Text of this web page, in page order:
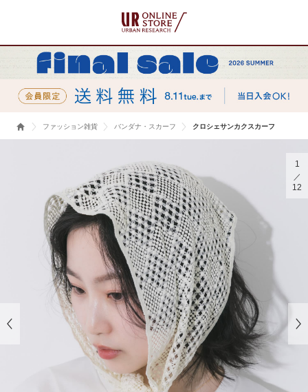
ファッション雑貨 バンダナ・スカーフ クロシェサンカクスカーフ
1
12